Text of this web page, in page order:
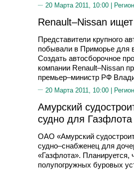
20 Марта 2011, 10:00 |
Renault–Nissan
Представители крупного
побывали в Приморье для
Создать автосборочное
компании Renault–Nissan
премьер–министр РФ
20 Марта 2011, 10:00 |
Амурский
судно для Газфлота
ОАО «Амурский
судно–снабженец для
«Газфлота». Планируется,
полупогружных буровых